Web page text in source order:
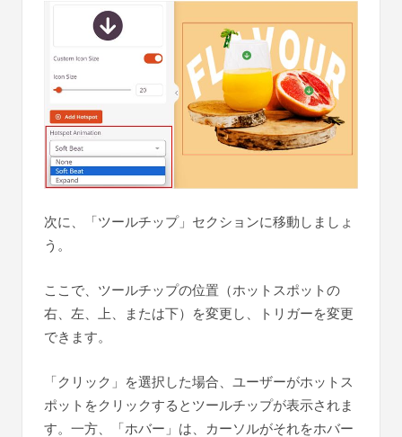
次に、「ツールチップ」セクションに移動しましょ
う。
ここで、ツールチップの位置（ホットスポットの
右、左、上、または下）を変更し、トリガーを変更
できます。
「クリック」を選択した場合、ユーザーがホットス
ポットをクリックするとツールチップが表示されま
す。一方、「ホバー」は、カーソルがそれをホバー